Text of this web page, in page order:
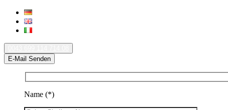
E-Mail Senden
Name (*)